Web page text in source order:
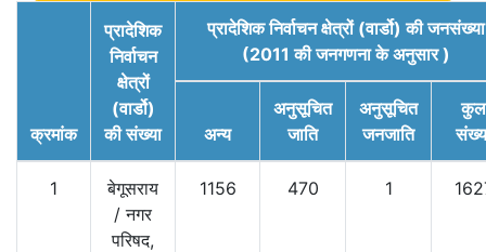
क्रमांक
प्रादेशिक
निर्वाचन
क्षेत्रों
(वार्डो)
की संख्या
प्रादेशिक निर्वाचन क्षेत्रों (वार्डो) की जनसंख्या
(2011 की जनगणना के अनुसार )
अन्य
अनुसूचित
जाति
अनुसूचित
जनजाति
कुल
1
बेगूसराय
/नगर
परिषद,
1156 470 1